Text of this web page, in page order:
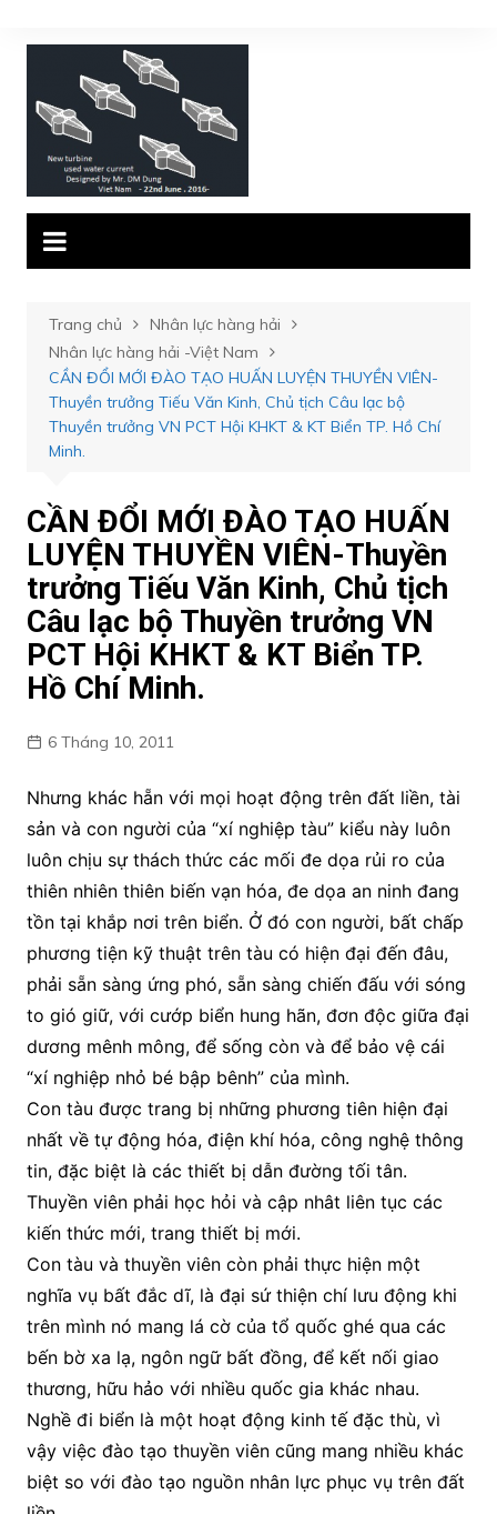
đến
Trang chủ
Nhân lực hàng hải
Nhân lực hàng hải -Việt Nam
CẦN ĐỔI MỚI ĐÀO TẠO HUẤN LUYỆN THUYỀN VIÊN-
Thuyền trưởng Tiếu Văn Kinh, Chủ tịch Câu lạc bộ
Thuyền trưởng VN PCT Hội KHKT & KT Biển TP. Hồ Chí
Minh.
CẦN ĐỔI MỚI ĐÀO TẠO HUẤN
LUYỆN THUYỀN VIÊN-Thuyền
trưởng Tiếu Văn Kinh, Chủ tịch
Câu lạc bộ Thuyền trưởng VN
PCT Hội KHKT & KT Biển TP.
Hồ Chí Minh.
6 Tháng 10, 2011
Nhưng khác hẵn với mọi hoạt động trên đất liền, tài
sản và con người của “xí nghiệp tàu” kiểu này luôn
luôn chịu sự thách thức các mối đe dọa rủi ro của
thiên nhiên thiên biến vạn hóa, đe dọa an ninh đang
tồn tại khắp nơi trên biển. Ở đó con người, bất chấp
phương tiện kỹ thuật trên tàu có hiện đại đến đâu,
phải sẵn sàng ứng phó, sẵn sàng chiến đấu với sóng
to gió giữ, với cướp biển hung hãn, đơn độc giữa đại
dương mênh mông, để sống còn và để bảo vệ cái
“xí nghiệp nhỏ bé bập bênh” của mình.
Con tàu được trang bị những phương tiên hiện đại
nhất về tự động hóa, điện khí hóa, công nghệ thông
tin, đặc biệt là các thiết bị dẫn đường tối tân.
Thuyền viên phải học hỏi và cập nhât liên tục các
kiến thức mới, trang thiết bị mới.
Con tàu và thuyền viên còn phải thực hiện một
nghĩa vụ bất đắc dĩ, là đại sứ thiện chí lưu động khi
trên mình nó mang lá cờ của tổ quốc ghé qua các
bến bờ xa lạ, ngôn ngữ bất đồng, để kết nối giao
thương, hữu hảo với nhiều quốc gia khác nhau.
Nghề đi biển là một hoạt động kinh tế đặc thù, vì
vậy việc đào tạo thuyền viên cũng mang nhiều khác
biệt so với đào tạo nguồn nhân lực phục vụ trên đất